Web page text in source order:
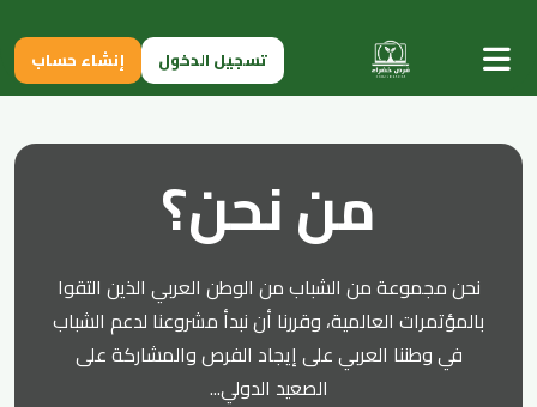
تسجيل الدخول إنشاء حساب
من نحن؟
نحن مجموعة من الشباب من الوطن العربي الذين التقوا
بالمؤتمرات العالمية، وقررنا أن نبدأ مشروعنا لدعم الشباب
في وطننا العربي على إيجاد الفرص والمشاركة على
الصعيد الدولي...